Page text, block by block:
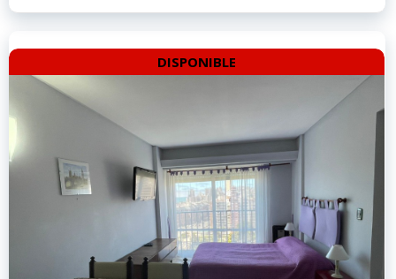
DISPONIBLE